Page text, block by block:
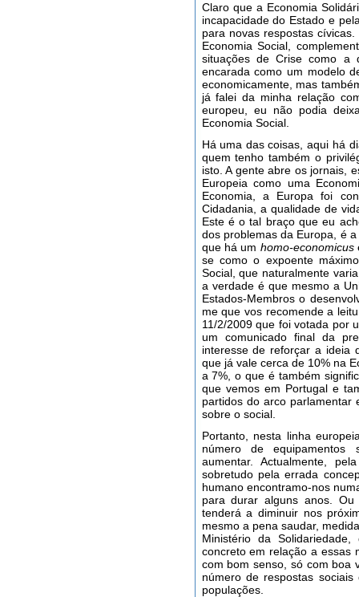
Claro que a Economia
incapacidade do Estado e
para novas respostas
Economia Social,
situações de Crise como a
encarada como um modelo
economicamente, mas
já falei da minha relação
europeu, eu não podia
Economia Social.
Há uma das coisas, aqui há
quem tenho também o
isto. A gente abre os jornais,
Europeia como uma
Economia, a Europa foi
Cidadania, a qualidade de
Este é o tal braço que eu
dos problemas da Europa, é
que há um homo-economicus
se como o expoente
Social, que naturalmente
a verdade é que mesmo a
Estados-Membros o
me que vos recomende a
11/2/2009 que foi votada por
um comunicado final da
interesse de reforçar a ideia
que já vale cerca de 10% na
a 7%, o que é também
que vemos em Portugal e
partidos do arco parlamentar
sobre o social.
Portanto, nesta linha
número de equipamentos
aumentar. Actualmente,
sobretudo pela errada
humano encontramo-nos
para durar alguns anos.
tenderá a diminuir nos
mesmo a pena saudar,
Ministério da
concreto em relação a essas
com bom senso, só com boa
número de respostas
populações.